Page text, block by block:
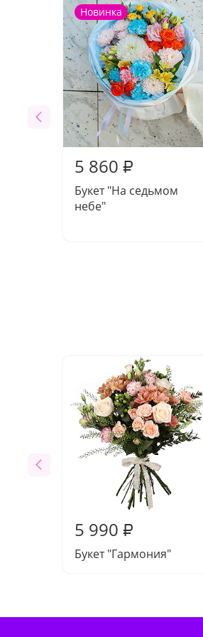
Новинка
5 860 ₽
Букет "На седьмом
небе"
5 990 ₽
Букет "Гармония"